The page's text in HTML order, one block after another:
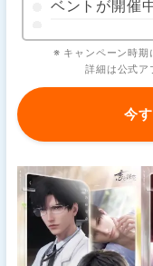
ベントが開催
※ キャンペーン時期
詳細は公式ア
今